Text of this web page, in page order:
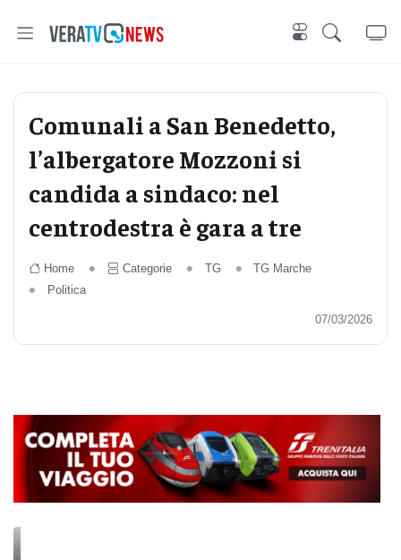
Comunali a San Benedetto,
l’albergatore Mozzoni si
candida a sindaco: nel
centrodestra è gara a tre
Home Categorie TG
TG Marche
Politica
07/03/2026